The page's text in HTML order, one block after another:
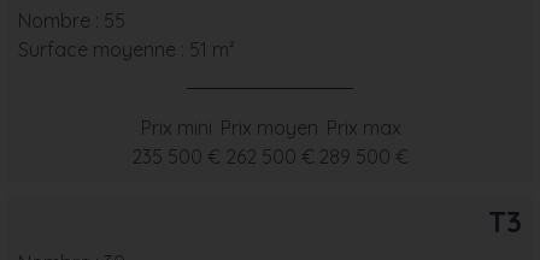
Nombre : 55
Surface moyenne : 51 m²
Prix mini
235 500 €
Prix moyen
262 500 €
Prix max
289 500 €
T3